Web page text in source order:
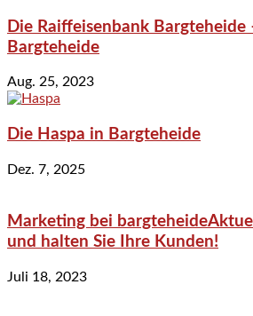
Die Raiffeisenbank
Bargteheide
Aug. 25, 2023
Die Haspa in Bargteheide
Dez. 7, 2025
Marketing bei
und halten Sie Ihre Kunden!
Juli 18, 2023